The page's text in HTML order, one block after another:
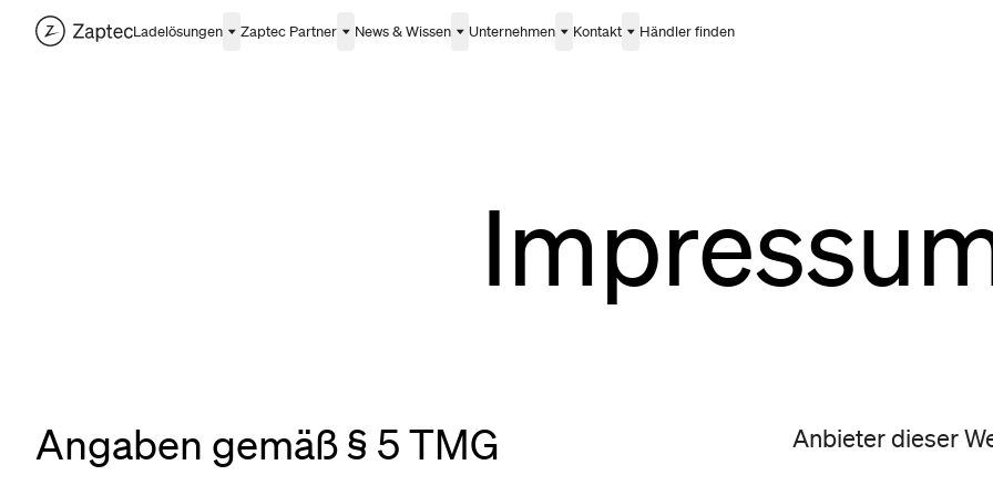
Ladelösungen Zaptec Partner News & Wissen Unternehmen Kontakt Händler finden
Angaben gemäß § 5 TMG Anbieter dieser